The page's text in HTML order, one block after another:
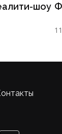
шоу